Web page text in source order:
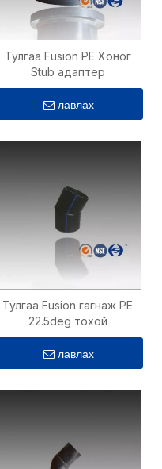
Тулгаа Fusion PE Хоног
Stub адаптер
лавлах
Тулгаа Fusion гагнаж PE
22.5deg тохой
лавлах